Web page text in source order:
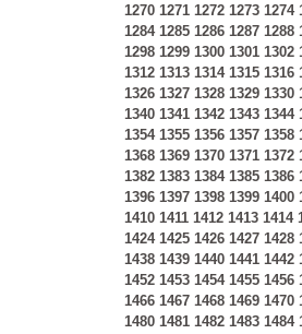
1270 1271 1272 1273 1274
1284 1285 1286 1287 1288
1298 1299 1300 1301 1302
1312 1313 1314 1315 1316
1326 1327 1328 1329 1330
1340 1341 1342 1343 1344
1354 1355 1356 1357 1358
1368 1369 1370 1371 1372
1382 1383 1384 1385 1386
1396 1397 1398 1399 1400
1410 1411 1412 1413 1414
1424 1425 1426 1427 1428
1438 1439 1440 1441 1442
1452 1453 1454 1455 1456
1466 1467 1468 1469 1470
1480 1481 1482 1483 1484